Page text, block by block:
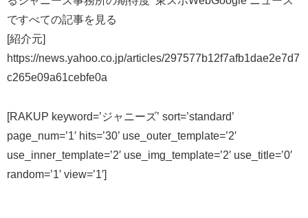
ですべての記事を見る
[紹介元]
https://news.yahoo.co.jp/articles/297577b12f7afb1dae2e7d7
c265e09a61cebfe0a
[RAKUP keyword=’ジャニーズ’ sort=’standard’
page_num=’1′ hits=’30’ use_outer_template=’2′
use_inner_template=’2′ use_img_template=’2′ use_title=’0′
random=’1′ view=’1′]